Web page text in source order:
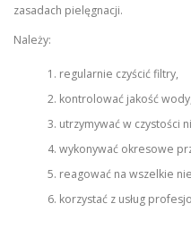
zasadach pielęgnacji.
Należy:
regularnie czyścić filtry,
kontrolować jakość wody,
utrzymywać w czystości
wykonywać okresowe
reagować na wszelkie
korzystać z usług